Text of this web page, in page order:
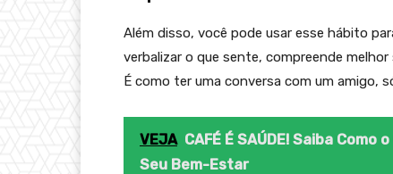
Além disso, você pode usar esse hábito
verbalizar o que sente, compreende
É como ter uma conversa com um amigo,
VEJA CAFÉ É SAÚDE! Saiba Como
Seu Bem-Estar